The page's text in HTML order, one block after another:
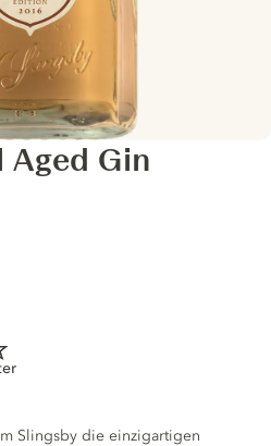
Aged Gin
Slingsby die einzigartigen